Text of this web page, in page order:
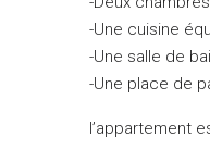
-Une cuisine
-Une salle de
-Une place de
l’appartement